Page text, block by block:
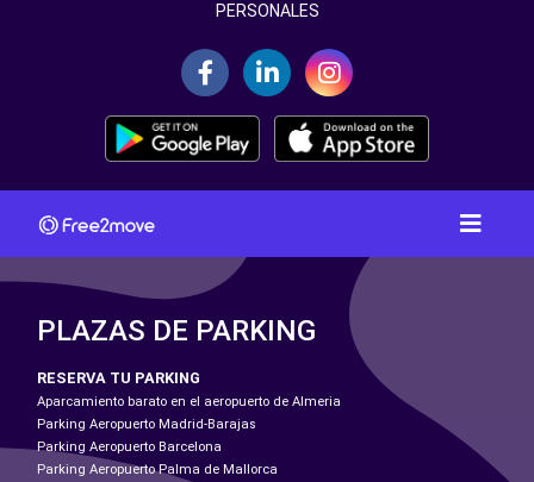
PERSONALES
PLAZAS DE PARKING
RESERVA TU PARKING
Aparcamiento barato en el aeropuerto de Almeria
Parking Aeropuerto Madrid-Barajas
Parking Aeropuerto Barcelona
Parking Aeropuerto Palma de Mallorca